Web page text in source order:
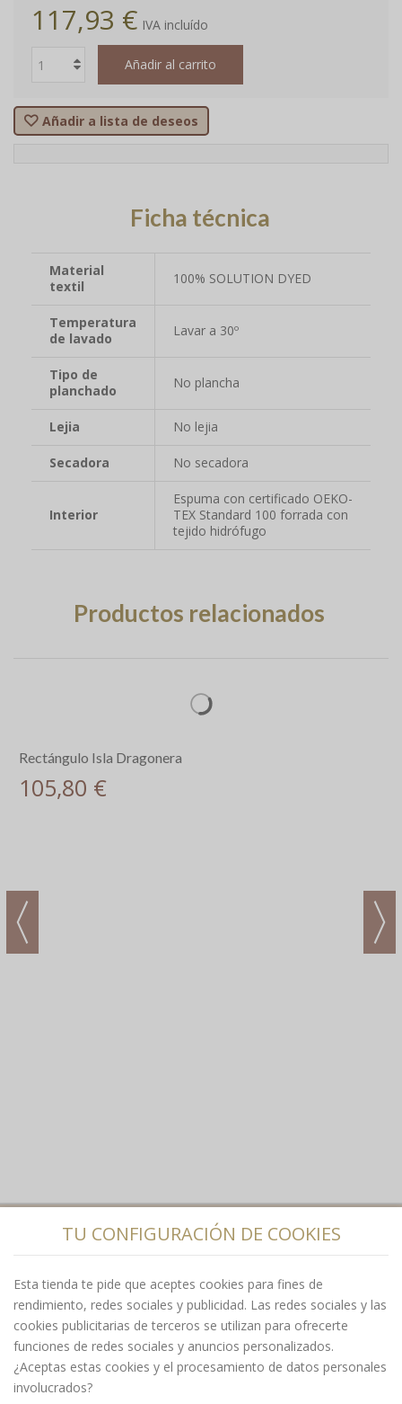
117,93 € IVA incluído
Añadir al carrito
Añadir a lista de deseos
Ficha técnica
Material
textil
100% SOLUTION DYED
Temperatura
de lavado
Lavar a 30º
Tipo de
planchado
No plancha
Lejia No lejia
Secadora No secadora
Interior
Espuma con certificado OEKO-
TEX Standard 100 forrada con
tejido hidrófugo
Productos relacionados
Rectángulo Isla Dragonera
105,80 €
Information
Mi cuenta
Información sobre la tienda
Síguenos en
TU CONFIGURACIÓN DE COOKIES
Esta tienda te pide que aceptes cookies para fines de
rendimiento, redes sociales y publicidad. Las redes sociales y las
cookies publicitarias de terceros se utilizan para ofrecerte
funciones de redes sociales y anuncios personalizados.
¿Aceptas estas cookies y el procesamiento de datos personales
involucrados?